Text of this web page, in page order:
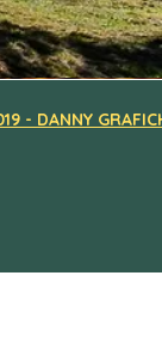
- DANNY